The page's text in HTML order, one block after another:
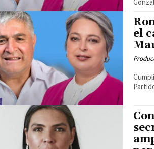
el